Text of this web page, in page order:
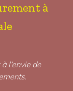
à
l’envie de